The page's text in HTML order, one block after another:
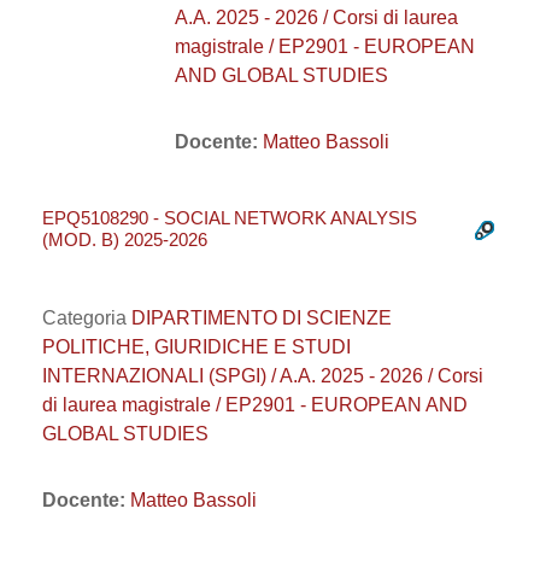
A.A. 2025 - 2026 / Corsi di laurea
magistrale / EP2901 - EUROPEAN
AND GLOBAL STUDIES
Docente: Matteo Bassoli
EPQ5108290 - SOCIAL NETWORK ANALYSIS
(MOD. B) 2025-2026
Categoria DIPARTIMENTO DI SCIENZE
POLITICHE, GIURIDICHE E STUDI
INTERNAZIONALI (SPGI) / A.A. 2025 - 2026 / Corsi
di laurea magistrale / EP2901 - EUROPEAN AND
GLOBAL STUDIES
Docente: Matteo Bassoli